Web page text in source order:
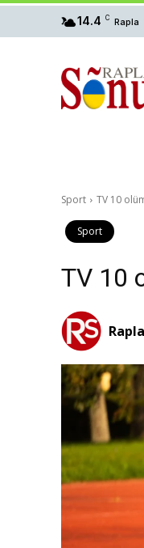
14.4 C Rapla
Sport TV 10
Sport
TV 10